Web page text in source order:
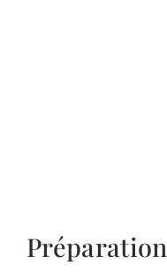
Préparation